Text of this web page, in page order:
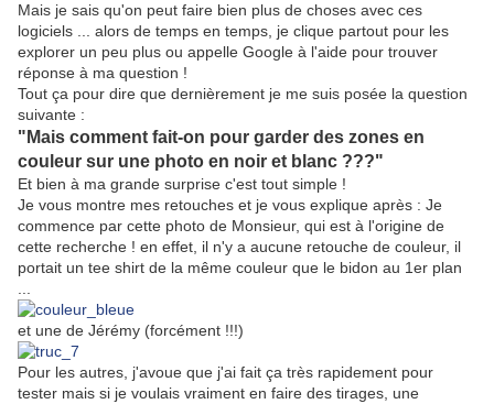
Mais je sais qu'on peut faire bien plus de choses avec ces
logiciels ... alors de temps en temps, je clique partout pour les
explorer un peu plus ou appelle Google à l'aide pour trouver
réponse à ma question !
Tout ça pour dire que dernièrement je me suis posée la question
suivante :
"Mais comment fait-on pour garder des zones en
couleur sur une photo en noir et blanc ???"
Et bien à ma grande surprise c'est tout simple !
Je vous montre mes retouches et je vous explique après : Je
commence par cette photo de Monsieur, qui est à l'origine de
cette recherche ! en effet, il n'y a aucune retouche de couleur, il
portait un tee shirt de la même couleur que le bidon au 1er plan
et une de Jérémy (forcément !!!)
Pour les autres, j'avoue que j'ai fait ça très rapidement pour
tester mais si je voulais vraiment en faire des tirages, une